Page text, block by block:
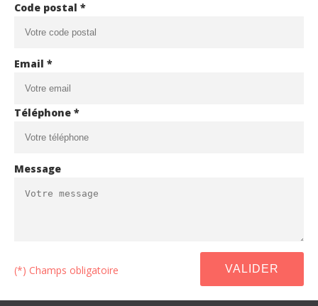
Code postal *
Email *
Téléphone *
Message
(*) Champs obligatoire